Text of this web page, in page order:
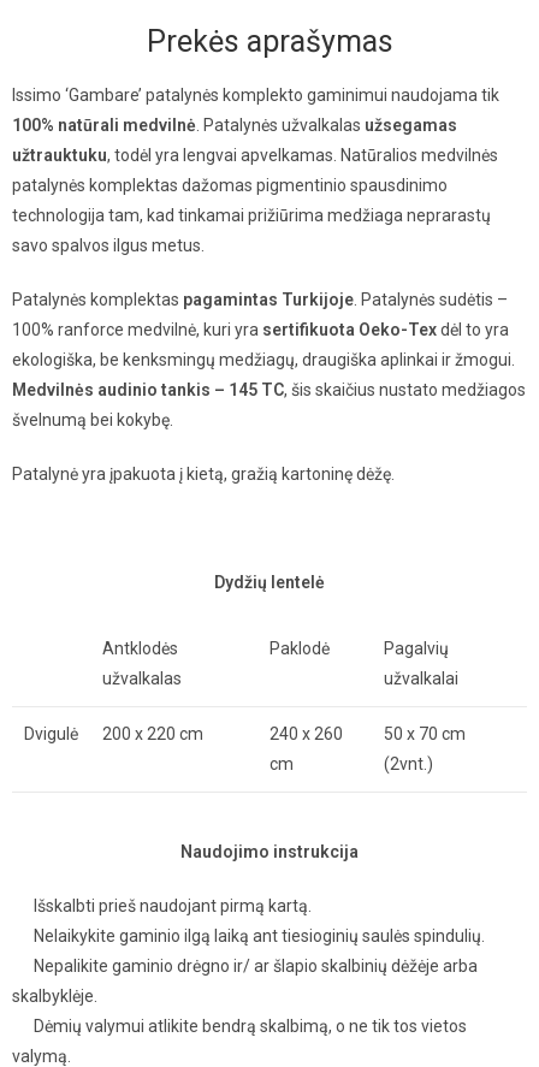
Prekės aprašymas
Issimo ‘Gambare’ patalynės komplekto gaminimui naudojama tik
100% natūrali medvilnė . Patalynės užvalkalas užsegamas
užtrauktuku, todėl yra lengvai apvelkamas. Natūralios medvilnės
patalynės komplektas dažomas pigmentinio spausdinimo
technologija tam, kad tinkamai prižiūrima medžiaga neprarastų
savo spalvos ilgus metus.
Patalynės komplektas pagamintas Turkijoje . Patalynės sudėtis –
100% ranforce medvilnė, kuri yra sertifikuota Oeko-Texdėl to yra
ekologiška, be kenksmingų medžiagų, draugiška aplinkai ir žmogui.
Medvilnės audinio tankis – 145 TC, šis skaičius nustato medžiagos
švelnumą bei kokybę.
Patalynė yra įpakuota į kietą, gražią kartoninę dėžę.
Dydžių lentelė
Antklodės
užvalkalas
Paklodė
Pagalvių
užvalkalai
Dvigulė 200 x 220 cm
240 x 260
cm
50 x 70 cm
(2vnt.)
Naudojimo instrukcija
Išskalbti prieš naudojant pirmą kartą.
Nelaikykite gaminio ilgą laiką ant tiesioginių saulės spindulių.
Nepalikite gaminio drėgno ir/ ar šlapio skalbinių dėžėje arba
skalbyklėje.
Dėmių valymui atlikite bendrą skalbimą, o ne tik tos vietos
valymą.